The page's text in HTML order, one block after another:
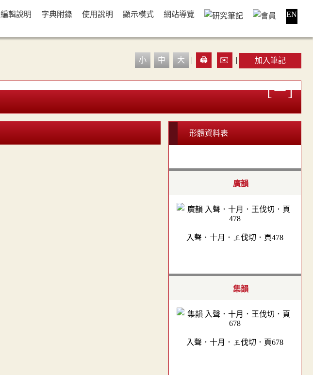
編輯說明 字典附錄 使用說明 顯示模式 網站導覽 EN
小 中 大 | 🖨️ ✉️ | 加入筆記
形體資料表
廣韻
入聲．十月．王伐切．頁478
集韻
入聲．十月．王伐切．頁678